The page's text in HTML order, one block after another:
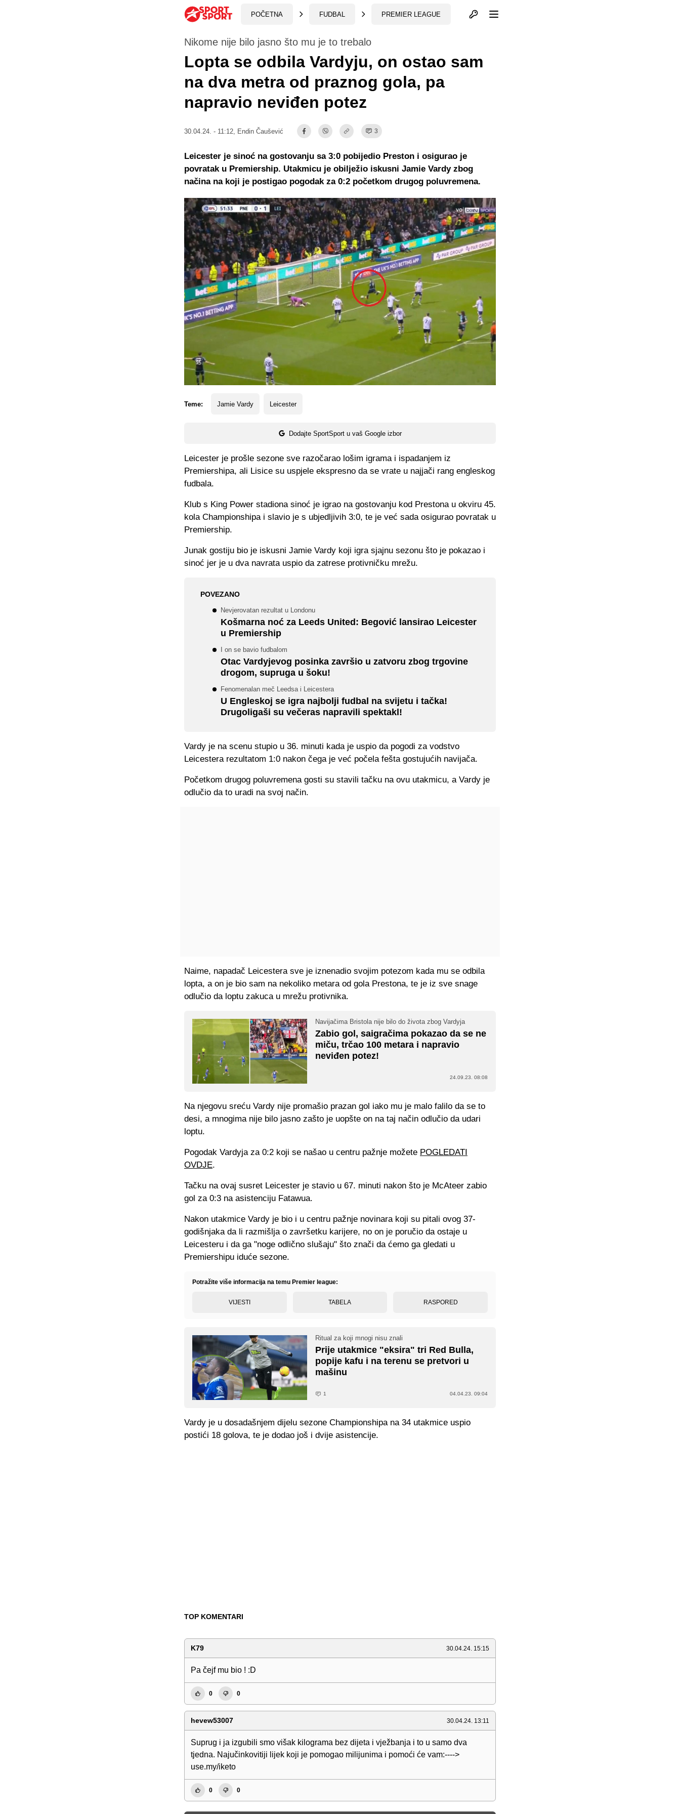
POČETNA FUDBAL PREMIER LEAGUE Otvori profil
Nikome nije bilo jasno što mu je to trebalo
Lopta se odbila Vardyju, on ostao sam
na dva metra od praznog gola, pa
napravio neviđen potez
30.04.24. - 11:12, Endin Čaušević 3
Teme: Jamie Vardy Leicester
Dodajte SportSport u vaš Google izbor
Leicester je sinoć na gostovanju sa 3:0 pobijedio Preston i osigurao je
povratak u Premiership. Utakmicu je obilježio iskusni Jamie Vardy zbog
načina na koji je postigao pogodak za 0:2 početkom drugog poluvremena.
Leicester je prošle sezone sve razočarao lošim igrama i ispadanjem iz
Premiershipa, ali Lisice su uspjele ekspresno da se vrate u najjači rang engleskog
fudbala.
Klub s King Power stadiona sinoć je igrao na gostovanju kod Prestona u okviru 45.
kola Championshipa i slavio je s ubjedljivih 3:0, te je već sada osigurao povratak u
Premiership.
Junak gostiju bio je iskusni Jamie Vardy koji igra sjajnu sezonu što je pokazao i
sinoć jer je u dva navrata uspio da zatrese protivničku mrežu.
POVEZANO
Nevjerovatan rezultat u Londonu
Košmarna noć za Leeds United: Begović lansirao Leicester
u Premiership
I on se bavio fudbalom
Otac Vardyjevog posinka završio u zatvoru zbog trgovine
drogom, supruga u šoku!
Fenomenalan meč Leedsa i Leicestera
U Engleskoj se igra najbolji fudbal na svijetu i tačka!
Drugoligaši su večeras napravili spektakl!
Vardy je na scenu stupio u 36. minuti kada je uspio da pogodi za vodstvo
Leicestera rezultatom 1:0 nakon čega je već počela fešta gostujućih navijača.
Početkom drugog poluvremena gosti su stavili tačku na ovu utakmicu, a Vardy je
odlučio da to uradi na svoj način.
Naime, napadač Leicestera sve je iznenadio svojim potezom kada mu se odbila
lopta, a on je bio sam na nekoliko metara od gola Prestona, te je iz sve snage
odlučio da loptu zakuca u mrežu protivnika.
Navijačima Bristola nije bilo do života zbog Vardyja
Zabio gol, saigračima pokazao da se ne
miču, trčao 100 metara i napravio
neviđen potez!
24.09.23. 08:08
Na njegovu sreću Vardy nije promašio prazan gol iako mu je malo falilo da se to
desi, a mnogima nije bilo jasno zašto je uopšte on na taj način odlučio da udari
loptu.
Pogodak Vardyja za 0:2 koji se našao u centru pažnje možete POGLEDATI
OVDJE.
Tačku na ovaj susret Leicester je stavio u 67. minuti nakon što je McAteer zabio
gol za 0:3 na asistenciju Fatawua.
Nakon utakmice Vardy je bio i u centru pažnje novinara koji su pitali ovog 37-
godišnjaka da li razmišlja o završetku karijere, no on je poručio da ostaje u
Leicesteru i da ga "noge odlično slušaju" što znači da ćemo ga gledati u
Premiershipu iduće sezone.
Potražite više informacija na temu Premier league:
VIJESTI TABELA RASPORED
Ritual za koji mnogi nisu znali
Prije utakmice "eksira" tri Red Bulla,
popije kafu i na terenu se pretvori u
mašinu
1 04.04.23. 09:04
Vardy je u dosadašnjem dijelu sezone Championshipa na 34 utakmice uspio
postići 18 golova, te je dodao još i dvije asistencije.
TOP KOMENTARI
K79 30.04.24. 15:15
Pa čejf mu bio ! :D
0 0
hevew53007 30.04.24. 13:11
Suprug i ja izgubili smo višak kilograma bez dijeta i vježbanja i to u samo dva
tjedna. Najučinkovitiji lijek koji je pomogao milijunima i pomoći će vam:---->
use.my/iketo
0 0